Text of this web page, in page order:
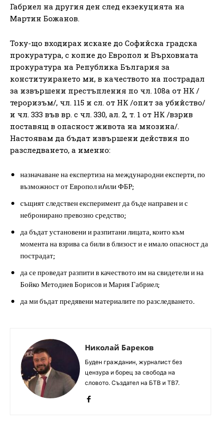
Габриел на другия ден след екзекуцията на
Мартин Божанов.
Току-що входирах искане до Софийска градска
прокуратура, с копие до Европол и Върховната
прокуратура на Република България за
конституирането ми, в качеството на пострадал
за извършени престъпления по чл. 108а от НК /
тероризъм/, чл. 115 и сл. от НК /опит за убийство/
и чл. 333 във вр. с чл. 330, ал. 2, т. 1 от НК /взрив
поставящ в опасност живота на мнозина/.
Настоявам да бъдат извършени действия по
разследването, а именно:
назначаване на експертиза на международни експерти, по
възможност от Европол и/или ФБР;
същият следствен експеримент да бъде направен и с
небронирано превозно средство;
да бъдат установени и разпитани лицата, които към
момента на взрива са били в близост и е имало опасност да
пострадат;
да се проведат разпити в качеството им на свидетели и на
Бойко Методиев Борисов и Мария Габриел;
да ми бъдат предявени материалите по разследването.
Николай Бареков
Буден гражданин, журналист без
цензура и борец за свобода на
словото. Създател на БТВ и ТВ7.